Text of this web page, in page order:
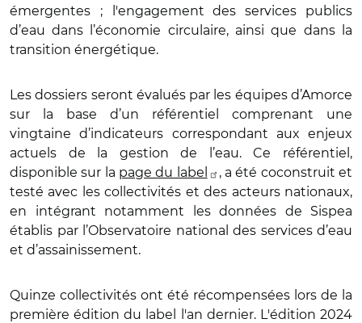
émergentes
;
l'engagement des services publics
d’eau dans l’économie circulaire, ainsi que dans la
transition énergétique.
Les dossiers seront évalués par les équipes d’Amorce
sur la base d’un référentiel comprenant une
vingtaine d’indicateurs correspondant aux enjeux
actuels de la gestion de l’eau. Ce référentiel,
disponible sur la page du label
, a été coconstruit et
testé avec les collectivités et des acteurs nationaux,
en intégrant notamment les données de Sispea
établis par l’Observatoire national des services d’eau
et d’assainissement.
Quinze collectivités ont été récompensées lors de la
première édition du label l'an dernier. L'édition 2024